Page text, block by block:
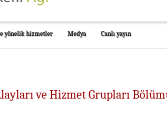
yönelik hizmetler Medya Canlı yayın
ve Hizmet Grupları